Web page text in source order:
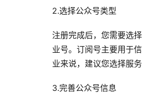
2.选择公众号类型
注册完成后，您需要选
业号。订阅号主要用于
业来说，建议您选择服务
3.完善公众号信息